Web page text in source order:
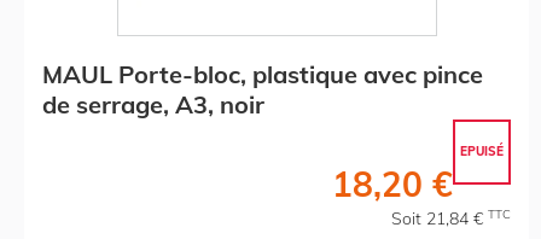
MAUL Porte-bloc, plastique avec pince
de serrage, A3, noir
EPUISÉ
18,20 €
Soit 21,84 € TTC